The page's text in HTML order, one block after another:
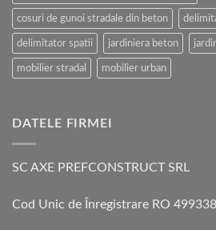
cosuri de gunoi stradale din beton
delimitator spatii jardiniera beton
mobilier stradal mobilier urban
DATELE FIRMEI
SC AXE PREFCONSTRUCT SRL
Cod Unic de Înregistrare RO